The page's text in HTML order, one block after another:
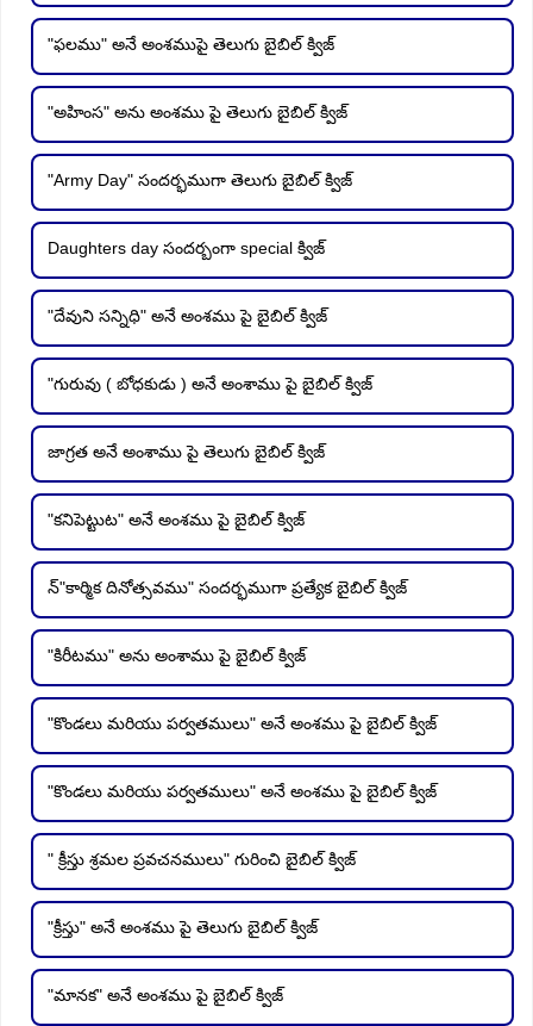
"ఫలము" అనే అంశముపై తెలుగు బైబిల్ క్విజ్
"అహింస" అను అంశము పై తెలుగు బైబిల్ క్విజ్
"Army Day" సందర్భముగా తెలుగు బైబిల్ క్విజ్
Daughters day సందర్బంగా special క్విజ్
"దేవుని సన్నిధి" అనే అంశము పై బైబిల్ క్విజ్
"గురువు ( బోధకుడు ) అనే అంశాము పై బైబిల్ క్విజ్
జాగ్రత అనే అంశాము పై తెలుగు బైబిల్ క్విజ్
"కనిపెట్టుట" అనే అంశము పై బైబిల్ క్విజ్
న్"కార్మిక దినోత్సవము" సందర్భముగా ప్రత్యేక బైబిల్ క్విజ్
"కిరీటము" అను అంశాము పై బైబిల్ క్విజ్
"కొండలు మరియు పర్వతములు" అనే అంశము పై బైబిల్ క్విజ్
"కొండలు మరియు పర్వతములు" అనే అంశము పై బైబిల్ క్విజ్
" క్రీస్తు శ్రమల ప్రవచనములు" గురించి బైబిల్ క్విజ్
"క్రీస్తు" అనే అంశము పై తెలుగు బైబిల్ క్విజ్
"మానక" అనే అంశము పై బైబిల్ క్విజ్